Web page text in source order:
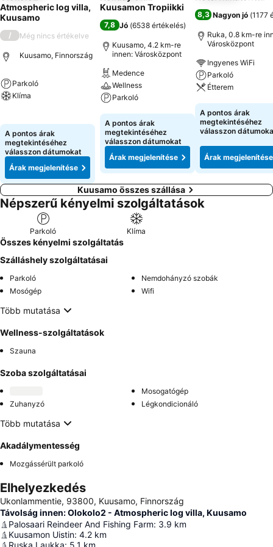
Atmospheric log villa,
Kuusamo
/ Még nincs értékelve
Kuusamo, Finnország
Parkoló
Klíma
A pontos árak
megtekintéséhez
válasszon dátumokat
Árak megjelenítése
Kuusamon Tropiikki
7,8 Jó (6538 értékelés)
Kuusamo, 4.2 km-re
innen: Városközpont
Medence
Wellness
Parkoló
Árak megjelenítése
A pontos árak
megtekintéséhez
válasszon dátumokat
Árak megjelenítése
8,3 Nagyon jó (1177
Ruka, 0.8 km-re
Városközpont
Ingyenes WiFi
Parkoló
Étterem
Árak
A pontos árak
megtekintéséhez
válasszon
Árak megjelenítése
Kuusamo összes szállása
Népszerű kényelmi szolgáltatások
Parkoló Klíma
Összes kényelmi szolgáltatás
Szálláshely szolgáltatásai
Parkoló
Nemdohányzó szobák
Mosógép
Wifi
Több mutatása
Wellness-szolgáltatások
Szauna
Szoba szolgáltatásai
Mosogatógép
Zuhanyzó
Légkondicionáló
Több mutatása
Akadálymentesség
Mozgássérült parkoló
Elhelyezkedés
Ukonlammentie, 93800, Kuusamo, Finnország
Távolság innen: Olokolo2 - Atmospheric log villa, Kuusamo
Palosaari Reindeer And Fishing Farm: 3.9 km
Kuusamon Uistin: 4.2 km
Ruska Laukka: 5.1 km